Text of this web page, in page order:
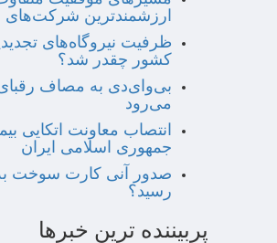
ارزشمندترین شرکت‌های
ظرفیت نیروگاه‌های
کشور چقدر شد؟
بی‌وای‌دی به مصاف رقبای
می‌رود
انتصاب معاونت اتکایی
جمهوری اسلامی ایران
صدور آنی کارت سوخت
رسید؟
پربیننده ترین خبرها